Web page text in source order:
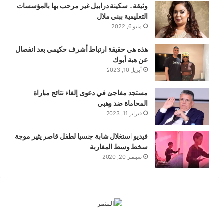
وثيقة.. سكينة درابيل غير مرحب بها بالمؤسسات
التعليمية ببني ملال
مايو 6, 2022
هذه هي حقيقة ارتباط أشرف حكيمي بعد انفصال
عن هبة أبوك
أبريل 10, 2023
مستجد مفاجئ في دعوى إلغاء نتائج مباراة
المحاماة ضد وهبي
فبراير 11, 2023
فيديو استغلال شابة جنسيا لطفل قاصر يثير موجة
سخط وسط المغاربة
سبتمبر 20, 2020